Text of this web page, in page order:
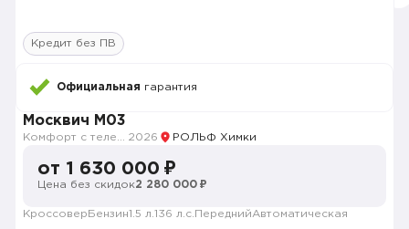
Кредит без ПВ
Официальная гарантия
Москвич M03
2026 РОЛЬФ Химки
от 1 630 000 ₽
Цена без скидок2 280 000 ₽
Кроссовер Бензин1.5 л. 136 л.с. ПереднийАвтоматическая